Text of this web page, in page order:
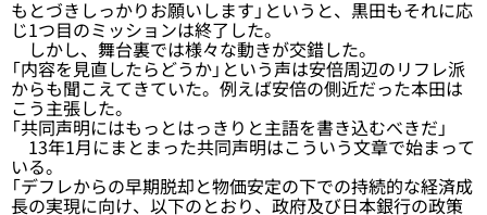
もとづきしっかりお願いします」というと、黒田もそれに応
じ1つ目のミッションは終了した。
しかし、舞台裏では様々な動きが交錯した。
「内容を見直したらどうか」という声は安倍周辺のリフレ派
からも聞こえてきていた。例えば安倍の側近だった本田は
こう主張した。
「共同声明にはもっとはっきりと主語を書き込むべきだ」
13年1月にまとまった共同声明はこういう文章で始まって
いる。
「デフレからの早期脱却と物価安定の下での持続的な経済成
長の実現に向け、以下のとおり、政府及び日本銀行の政策